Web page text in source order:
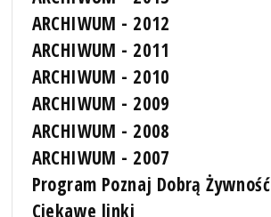
ARCHIWUM - 2012
ARCHIWUM - 2011
ARCHIWUM - 2010
ARCHIWUM - 2009
ARCHIWUM - 2008
ARCHIWUM - 2007
Program Poznaj Dobrą Żywność
Ciekawe linki